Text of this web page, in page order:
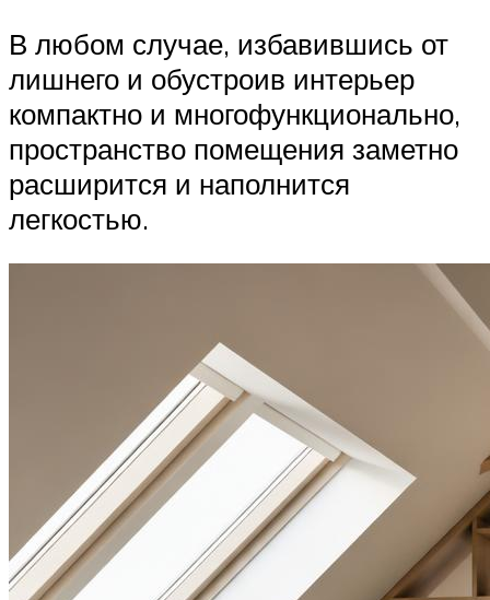
В любом случае, избавившись от
лишнего и обустроив интерьер
компактно и многофункционально,
пространство помещения заметно
расширится и наполнится
легкостью.